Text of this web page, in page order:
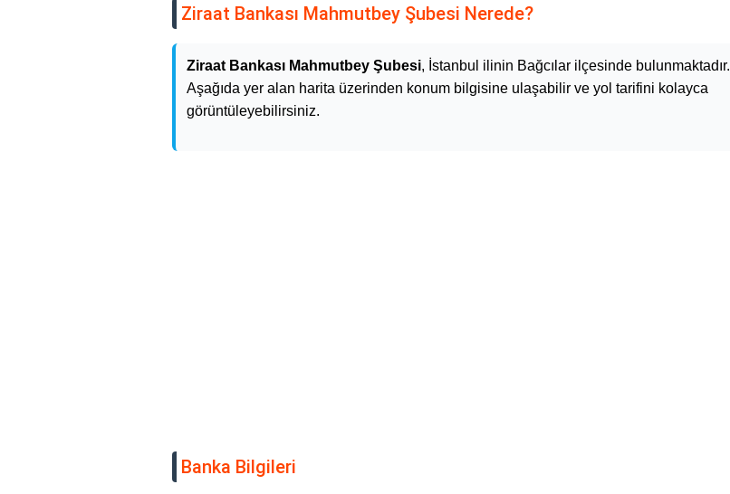
Ziraat Bankası Mahmutbey Şubesi Nerede?
Ziraat Bankası Mahmutbey Şubesi, İstanbul ilinin Bağcılar ilçesinde bulunmaktadır.
Aşağıda yer alan harita üzerinden konum bilgisine ulaşabilir ve yol tarifini kolayca
görüntüleyebilirsiniz.
Banka Bilgileri